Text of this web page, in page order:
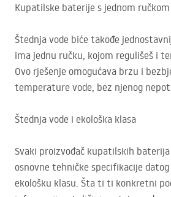
Kupatilske baterije s jednom ručkom
Štednja vode biće takođe
ima jednu ručku, kojom regulišeš i
Ovo rješenje omogućava brzu i
temperature vode, bez njenog
Štednja vode i ekološka klasa
Svaki proizvođač kupatilskih baterija
osnovne tehničke specifikacije
ekološku klasu. Šta ti ti konkretni